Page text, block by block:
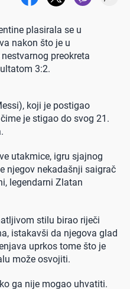
plasirala se u
nakon što je u
preokreta
3:2.
koji je postigao
je stigao do svog 21.
utakmice, igru sjajnog
njegov nekadašnji saigrač
legendarni Zlatan
stilu birao riječi
istakavši da njegova glad
uprkos tome što je
može osvojiti.
ga nije mogao uhvatiti.